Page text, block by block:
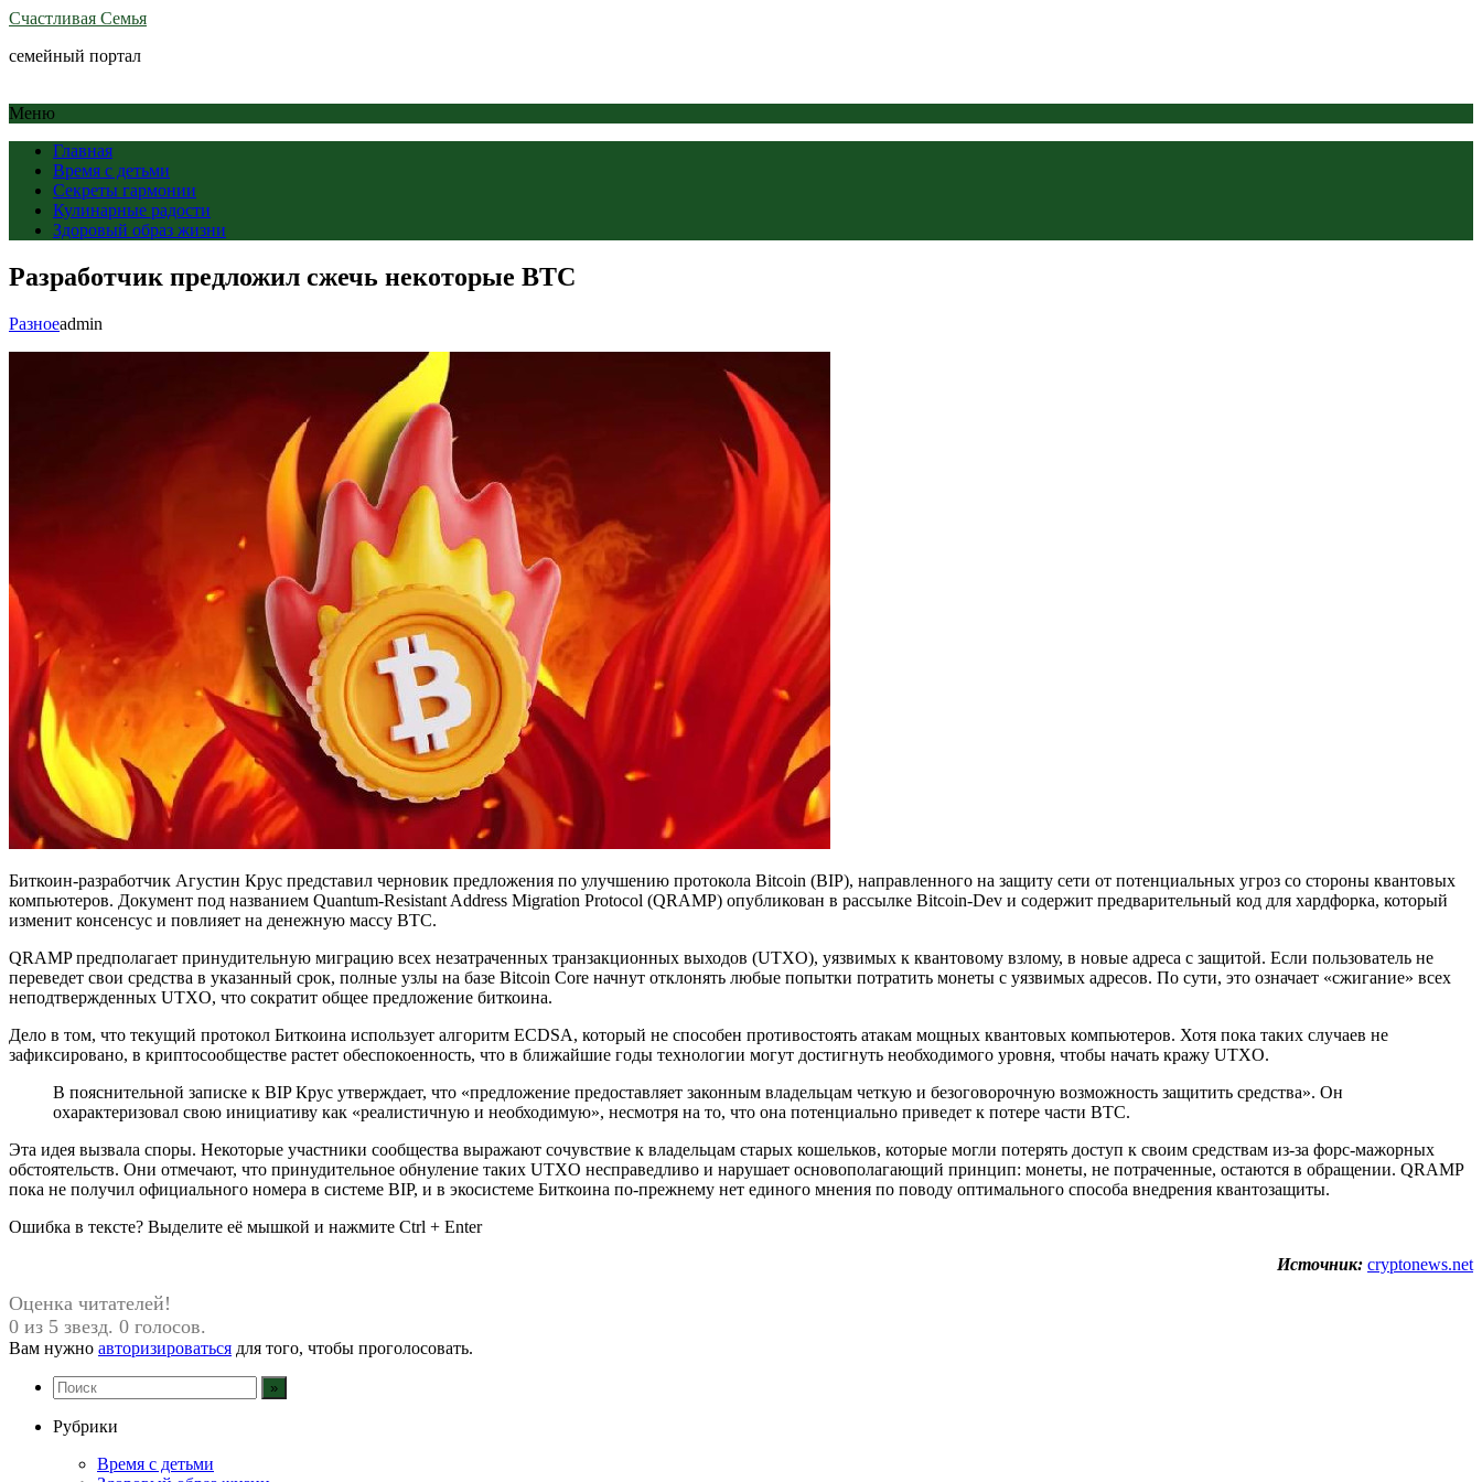
Счастливая Семья
семейный портал
Меню
Главная
Время с детьми
Секреты гармонии
Кулинарные радости
Здоровый образ жизни
Разработчик предложил сжечь некоторые BTC
Разноеadmin
Биткоин-разработчик Агустин Крус представил черновик предложения по улучшению протокола Bitcoin (BIP), направленного на защиту сети от потенциальных угроз со стороны квантовых
компьютеров. Документ под названием Quantum-Resistant Address Migration Protocol (QRAMP) опубликован в рассылке Bitcoin-Dev и содержит предварительный код для хардфорка, который
изменит консенсус и повлияет на денежную массу BTC.
QRAMP предполагает принудительную миграцию всех незатраченных транзакционных выходов (UTXO), уязвимых к квантовому взлому, в новые адреса с защитой. Если пользователь не
переведет свои средства в указанный срок, полные узлы на базе Bitcoin Core начнут отклонять любые попытки потратить монеты с уязвимых адресов. По сути, это означает «сжигание» всех
неподтвержденных UTXO, что сократит общее предложение биткоина.
Дело в том, что текущий протокол Биткоина использует алгоритм ECDSA, который не способен противостоять атакам мощных квантовых компьютеров. Хотя пока таких случаев не
зафиксировано, в криптосообществе растет обеспокоенность, что в ближайшие годы технологии могут достигнуть необходимого уровня, чтобы начать кражу UTXO.
В пояснительной записке к BIP Крус утверждает, что «предложение предоставляет законным владельцам четкую и безоговорочную возможность защитить средства». Он
охарактеризовал свою инициативу как «реалистичную и необходимую», несмотря на то, что она потенциально приведет к потере части BTC.
Эта идея вызвала споры. Некоторые участники сообщества выражают сочувствие к владельцам старых кошельков, которые могли потерять доступ к своим средствам из-за форс-мажорных
обстоятельств. Они отмечают, что принудительное обнуление таких UTXO несправедливо и нарушает основополагающий принцип: монеты, не потраченные, остаются в обращении. QRAMP
пока не получил официального номера в системе BIP, и в экосистеме Биткоина по-прежнему нет единого мнения по поводу оптимального способа внедрения квантозащиты.
Ошибка в тексте? Выделите её мышкой и нажмите Ctrl + Enter
Источник: cryptonews.net
Оценка читателей!
0 из 5 звезд. 0 голосов.
Вам нужно авторизироваться для того, чтобы проголосовать.
Рубрики
Время с детьми